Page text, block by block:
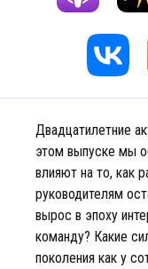
Двадцатилетние
этом выпуске мы
влияют на то, как
руководителям
вырос в эпоху
команду? Какие
поколения как у